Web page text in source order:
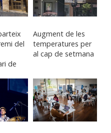
del
de
Augment de les
temperatures per
al cap de setmana